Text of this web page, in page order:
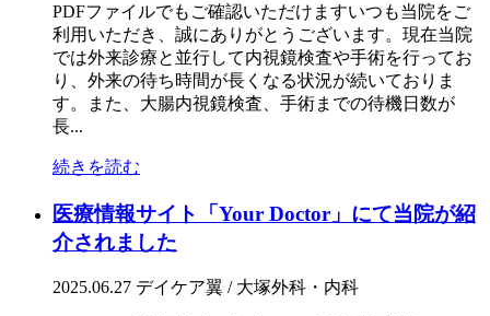
PDFファイルでもご確認いただけますいつも当院をご
利用いただき、誠にありがとうございます。現在当院
では外来診療と並行して内視鏡検査や手術を行ってお
り、外来の待ち時間が長くなる状況が続いておりま
す。また、大腸内視鏡検査、手術までの待機日数が
長...
続きを読む
医療情報サイト「Your Doctor」にて当院が紹
介されました
2025.06.27 デイケア翼 / 大塚外科・内科